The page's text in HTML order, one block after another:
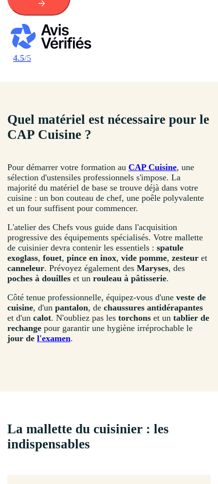
4.5/5
Quel matériel est nécessaire pour le
CAP Cuisine ?
Pour démarrer votre formation au CAP Cuisine, une
sélection d'ustensiles professionnels s'impose. La
majorité du matériel de base se trouve déjà dans votre
cuisine : un bon couteau de chef, une poêle polyvalente
et un four suffisent pour commencer.
L'atelier des Chefs vous guide dans l'acquisition
progressive des équipements spécialisés. Votre mallette
de cuisinier devra contenir les essentiels : spatule
exoglass, fouet, pince en inox, vide pomme, zesteur et
canneleur. Prévoyez également des Maryses, des
poches à douilles et un rouleau à pâtisserie.
Côté tenue professionnelle, équipez-vous d'une veste de
cuisine, d'un pantalon, de chaussures antidérapantes
et d'un calot. N'oubliez pas les torchons et un tablier de
rechange pour garantir une hygiène irréprochable le
jour de l'examen.
La mallette du cuisinier : les
indispensables